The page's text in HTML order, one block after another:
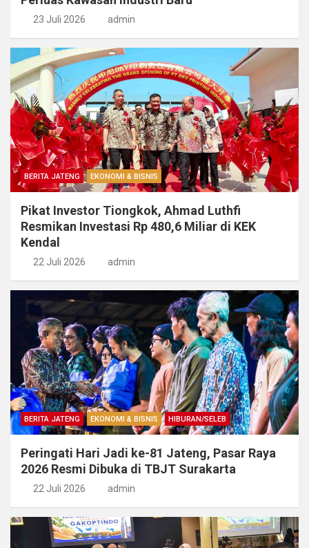
23 Juli 2026 admin
BERITA JATENG EKONOMI & BISNIS
Pikat Investor Tiongkok, Ahmad Luthfi
Resmikan Investasi Rp 480,6 Miliar di KEK
Kendal
22 Juli 2026 admin
BERITA JATENG EKONOMI & BISNIS HIBURAN/SELEB
Peringati Hari Jadi ke-81 Jateng, Pasar Raya
2026 Resmi Dibuka di TBJT Surakarta
22 Juli 2026 admin